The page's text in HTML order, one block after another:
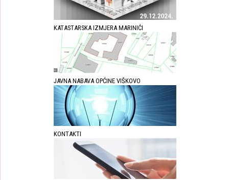
KATASTARSKA IZMJERA MARINIĆI
JAVNA NABAVA OPĆINE VIŠKOVO
KONTAKTI